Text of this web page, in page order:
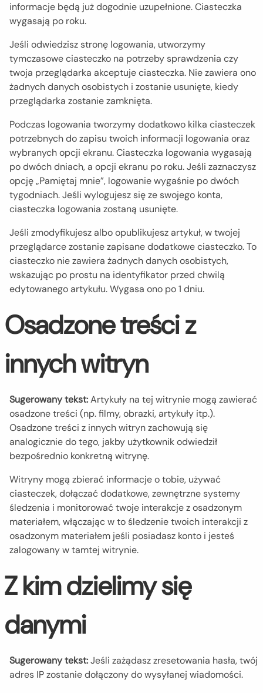
informacje będą już dogodnie uzupełnione. Ciasteczka
wygasają po roku.
Jeśli odwiedzisz stronę logowania, utworzymy
tymczasowe ciasteczko na potrzeby sprawdzenia czy
twoja przeglądarka akceptuje ciasteczka. Nie zawiera ono
żadnych danych osobistych i zostanie usunięte, kiedy
przeglądarka zostanie zamknięta.
Podczas logowania tworzymy dodatkowo kilka ciasteczek
potrzebnych do zapisu twoich informacji logowania oraz
wybranych opcji ekranu. Ciasteczka logowania wygasają
po dwóch dniach, a opcji ekranu po roku. Jeśli zaznaczysz
opcję „Pamiętaj mnie”, logowanie wygaśnie po dwóch
tygodniach. Jeśli wylogujesz się ze swojego konta,
ciasteczka logowania zostaną usunięte.
Jeśli zmodyfikujesz albo opublikujesz artykuł, w twojej
przeglądarce zostanie zapisane dodatkowe ciasteczko. To
ciasteczko nie zawiera żadnych danych osobistych,
wskazując po prostu na identyfikator przed chwilą
edytowanego artykułu. Wygasa ono po 1 dniu.
Osadzone treści z
innych witryn
Sugerowany tekst:Artykuły na tej witrynie mogą zawierać
osadzone treści (np. filmy, obrazki, artykuły itp.).
Osadzone treści z innych witryn zachowują się
analogicznie do tego, jakby użytkownik odwiedził
bezpośrednio konkretną witrynę.
Witryny mogą zbierać informacje o tobie, używać
ciasteczek, dołączać dodatkowe, zewnętrzne systemy
śledzenia i monitorować twoje interakcje z osadzonym
materiałem, włączając w to śledzenie twoich interakcji z
osadzonym materiałem jeśli posiadasz konto i jesteś
zalogowany w tamtej witrynie.
Z kim dzielimy się
danymi
Sugerowany tekst:Jeśli zażądasz zresetowania hasła, twój
adres IP zostanie dołączony do wysyłanej wiadomości.